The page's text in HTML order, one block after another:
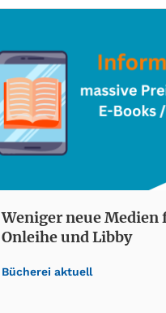
Weniger neue Medien
Onleihe und Libby
Bücherei aktuell